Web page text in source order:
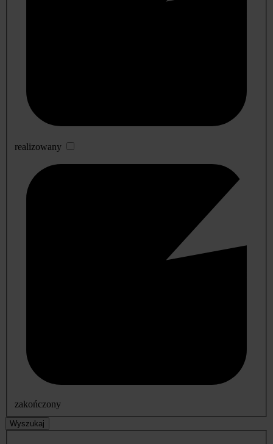
realizowany
zakończony
Wyszukaj